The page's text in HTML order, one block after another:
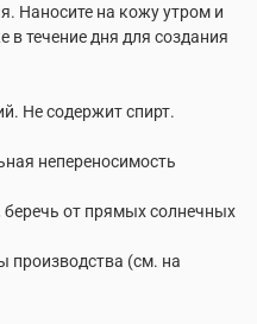
Наносите на кожу утром и
течение дня для создания
Не содержит спирт.
непереносимость
беречь от прямых солнечных
производства (см. на